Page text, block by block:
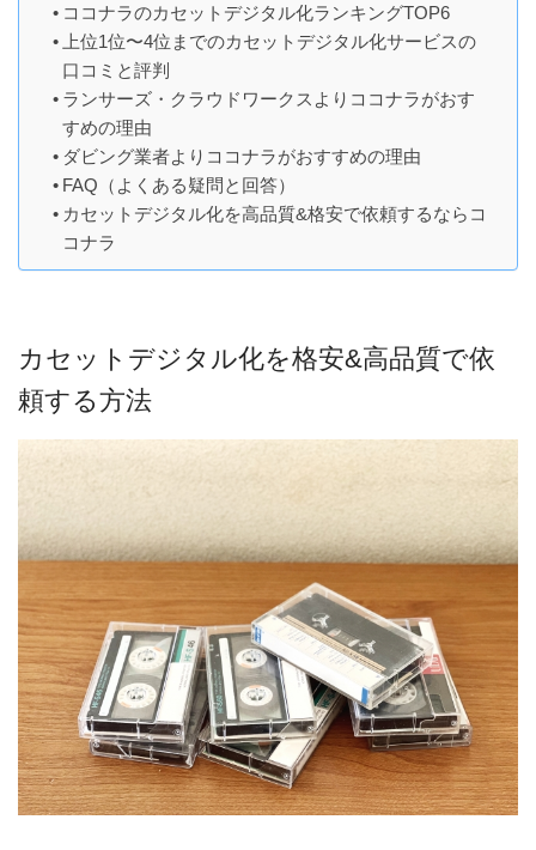
ココナラのカセットデジタル化ランキングTOP6
上位1位〜4位までのカセットデジタル化サービスの
口コミと評判
ランサーズ・クラウドワークスよりココナラがおす
すめの理由
ダビング業者よりココナラがおすすめの理由
FAQ（よくある疑問と回答）
カセットデジタル化を高品質&格安で依頼するならコ
コナラ
カセットデジタル化を格安&高品質で依
頼する方法